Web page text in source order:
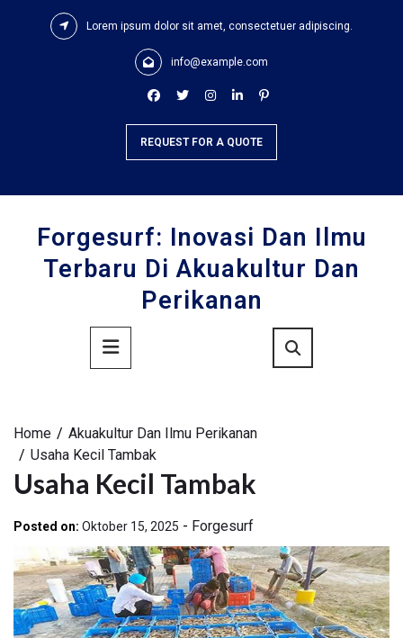
Lorem ipsum dolor sit amet, consectetuer adipiscing.
info@example.com
REQUEST FOR A QUOTE
Forgesurf: Inovasi Dan Ilmu
Terbaru Di Akuakultur Dan
Perikanan
Primary
Menu
Home
Akuakultur Dan Ilmu Perikanan
Usaha Kecil Tambak
Usaha Kecil Tambak
Posted on: Oktober 15, 2025 - Forgesurf